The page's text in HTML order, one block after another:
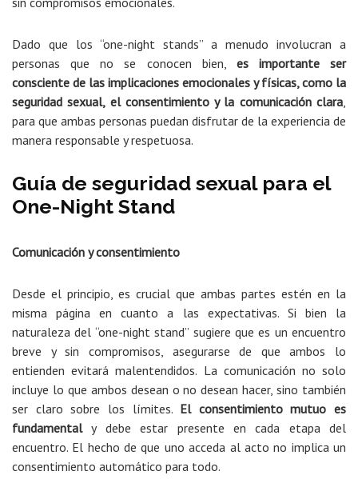
Dado que los “one-night stands” a menudo involucran a
personas que no se conocen bien, es importante ser
consciente de las implicaciones emocionales y físicas, como la
seguridad sexual, el consentimiento y la comunicación clara,
para que ambas personas puedan disfrutar de la experiencia de
manera responsable y respetuosa.
Guía de seguridad sexual para el
One-Night Stand
Comunicación y consentimiento
Desde el principio, es crucial que ambas partes estén en la
misma página en cuanto a las expectativas. Si bien la
naturaleza del “one-night stand” sugiere que es un encuentro
breve y sin compromisos, asegurarse de que ambos lo
entienden evitará malentendidos. La comunicación no solo
incluye lo que ambos desean o no desean hacer, sino también
ser claro sobre los límites. El consentimiento mutuo es
fundamentaly debe estar presente en cada etapa del
encuentro. El hecho de que uno acceda al acto no implica un
consentimiento automático para todo.